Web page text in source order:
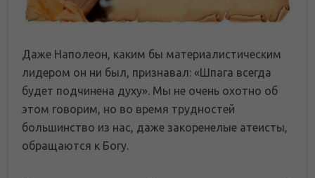
Даже Наполеон, каким бы материалистическим
лидером он ни был, признавал: «Шпага всегда
будет подчинена духу». Мы не очень охотно об
этом говорим, но во время трудностей
большинство из нас, даже закоренелые атеисты,
обращаются к Богу.